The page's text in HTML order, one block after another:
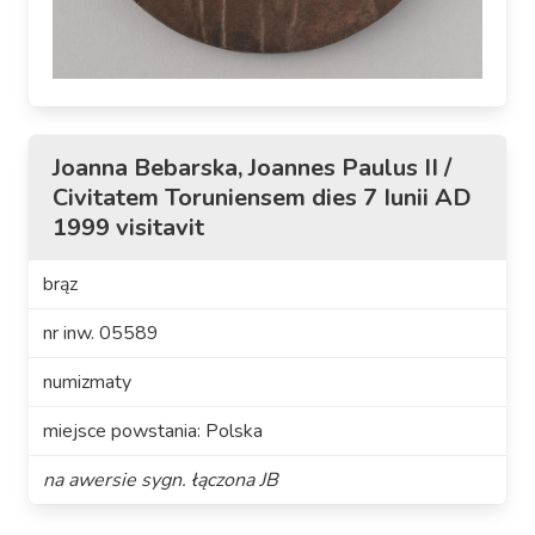
Joanna Bebarska, Joannes Paulus II /
Civitatem Toruniensem dies 7 Iunii AD
1999 visitavit
brąz
nr inw. 05589
numizmaty
miejsce powstania: Polska
na awersie sygn. łączona JB